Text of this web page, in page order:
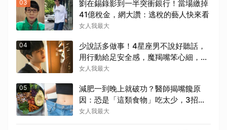
03
劉在錫錄影到一半突衝銀行！當場繳掉
41億稅金，網大讚：逃稅的藝人快來看
女人我最大
04
少說話多做事！4星座男不說好聽話，
用行動給足安全感，魔羯嘴笨心細，
「這位」從不畫餅最深情～
女人我最大
05
減肥一到晚上就破功？醫師揭嘴饞原
因：恐是「這類食物」吃太少，3招穩
住食慾更容易瘦！
女人我最大